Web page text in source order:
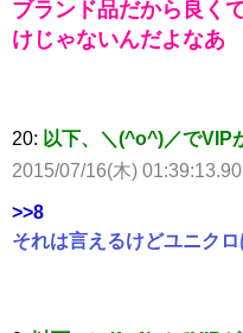
ブランド品だから良く
けじゃないんだよなあ
20: 以下、＼(^o^)／でVIP
2015/07/16(木) 01:39:13.90
>>8
それは言えるけどユニク